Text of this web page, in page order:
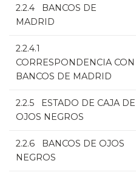
2.2.4 BANCOS DE
MADRID
2.2.4.1
CORRESPONDENCIA CON
BANCOS DE MADRID
2.2.5 ESTADO DE CAJA DE
OJOS NEGROS
2.2.6 BANCOS DE OJOS
NEGROS